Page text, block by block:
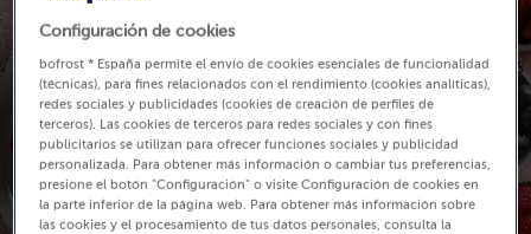
Configuración de cookies
bofrost * España permite el envío de cookies esenciales de funcionalidad
(técnicas), para fines relacionados con el rendimiento (cookies analíticas),
redes sociales y publicidades (cookies de creación de perfiles de
terceros). Las cookies de terceros para redes sociales y con fines
publicitarios se utilizan para ofrecer funciones sociales y publicidad
personalizada. Para obtener más información o cambiar tus preferencias,
presione el botón "Configuración" o visite Configuración de cookies en
la parte inferior de la página web. Para obtener más información sobre
las cookies y el procesamiento de tus datos personales, consulta la